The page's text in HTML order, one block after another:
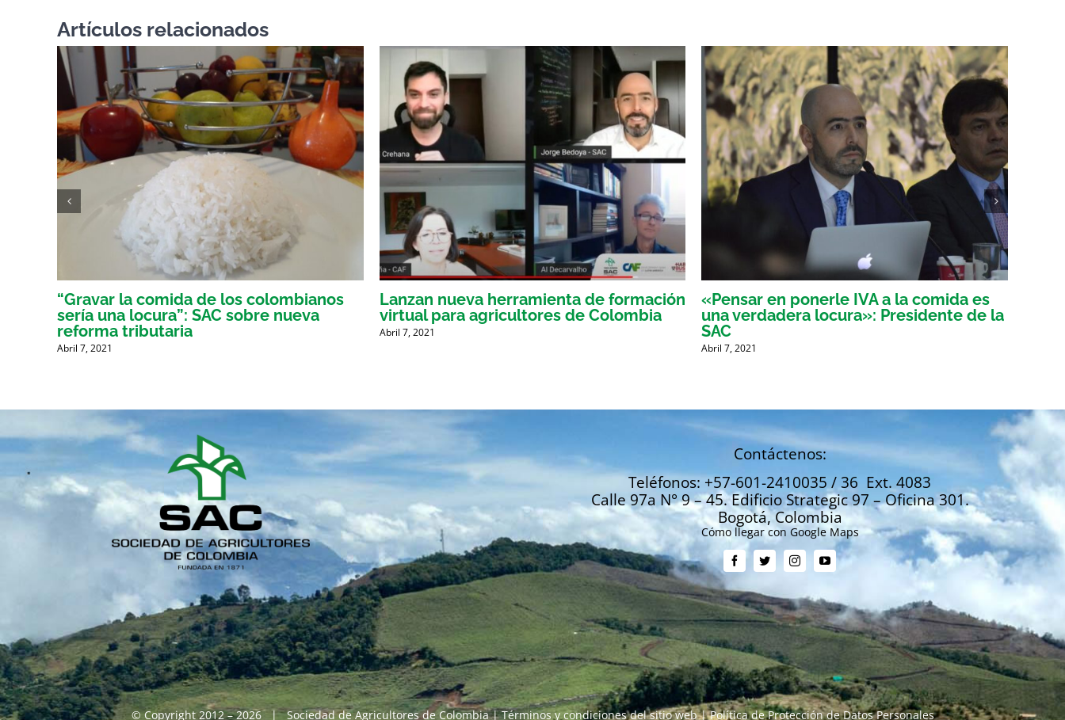
Artículos relacionados
“Gravar la comida de los colombianos
sería una locura”: SAC sobre nueva
reforma tributaria
Abril 7, 2021
Lanzan nueva herramienta de formación
virtual para agricultores de Colombia
Abril 7, 2021
«Pensar en ponerle IVA a la comida es
una verdadera locura»: Presidente de la
SAC
Abril 7, 2021
Contáctenos:
Teléfonos: +57-601-2410035 / 36 Ext. 4083
Calle 97a N° 9 – 45. Edificio Strategic 97 – Oficina 301.
Bogotá, Colombia
Cómo llegar con Google Maps
© Copyright 2012 – 2026 | Sociedad de Agricultores de Colombia |Términos y condiciones del sitio web|Política de Protección de Datos Personales